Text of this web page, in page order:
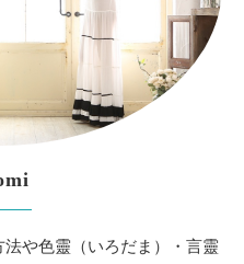
や色靈（いろだま）・言靈